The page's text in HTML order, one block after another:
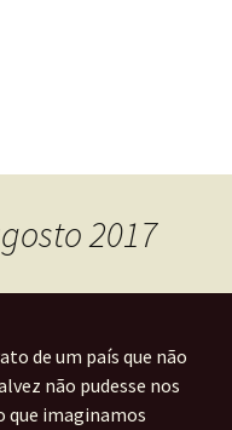
2017
de um país que não
não pudesse nos
que imaginamos